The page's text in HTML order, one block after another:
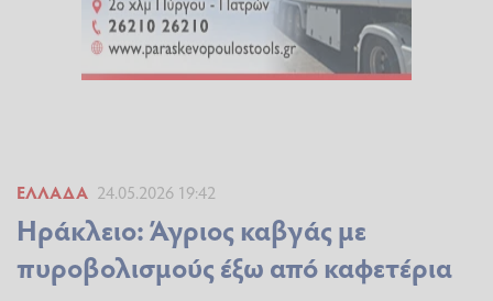
ΕΛΛΆΔΑ 24.05.2026 19:42
Ηράκλειο: Άγριος καβγάς με
πυροβολισμούς έξω από καφετέρια